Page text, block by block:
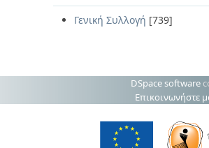
Γενική Συλλογή [739]
DSpace software
Επικοινωνήστε